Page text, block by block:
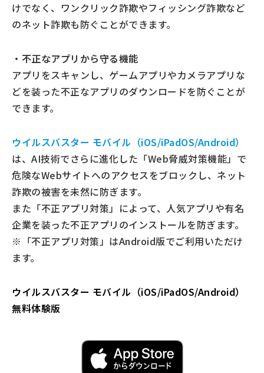
けでなく、ワンクリック詐欺やフィッシング詐欺など
のネット詐欺も防ぐことができます。
・不正なアプリから守る機能
アプリをスキャンし、ゲームアプリやカメラアプリな
どを装った不正なアプリのダウンロードを防ぐことが
できます。
ウイルスバスター モバイル（iOS/iPadOS/Android）
は、AI技術でさらに進化した「Web脅威対策機能」で
危険なWebサイトへのアクセスをブロックし、ネット
詐欺の被害を未然に防ぎます。
また「不正アプリ対策」によって、人気アプリや有名
企業を装った不正アプリのインストールを防ぎます。
※「不正アプリ対策」はAndroid版でご利用いただけ
ます。
ウイルスバスター モバイル（iOS/iPadOS/Android）
無料体験版